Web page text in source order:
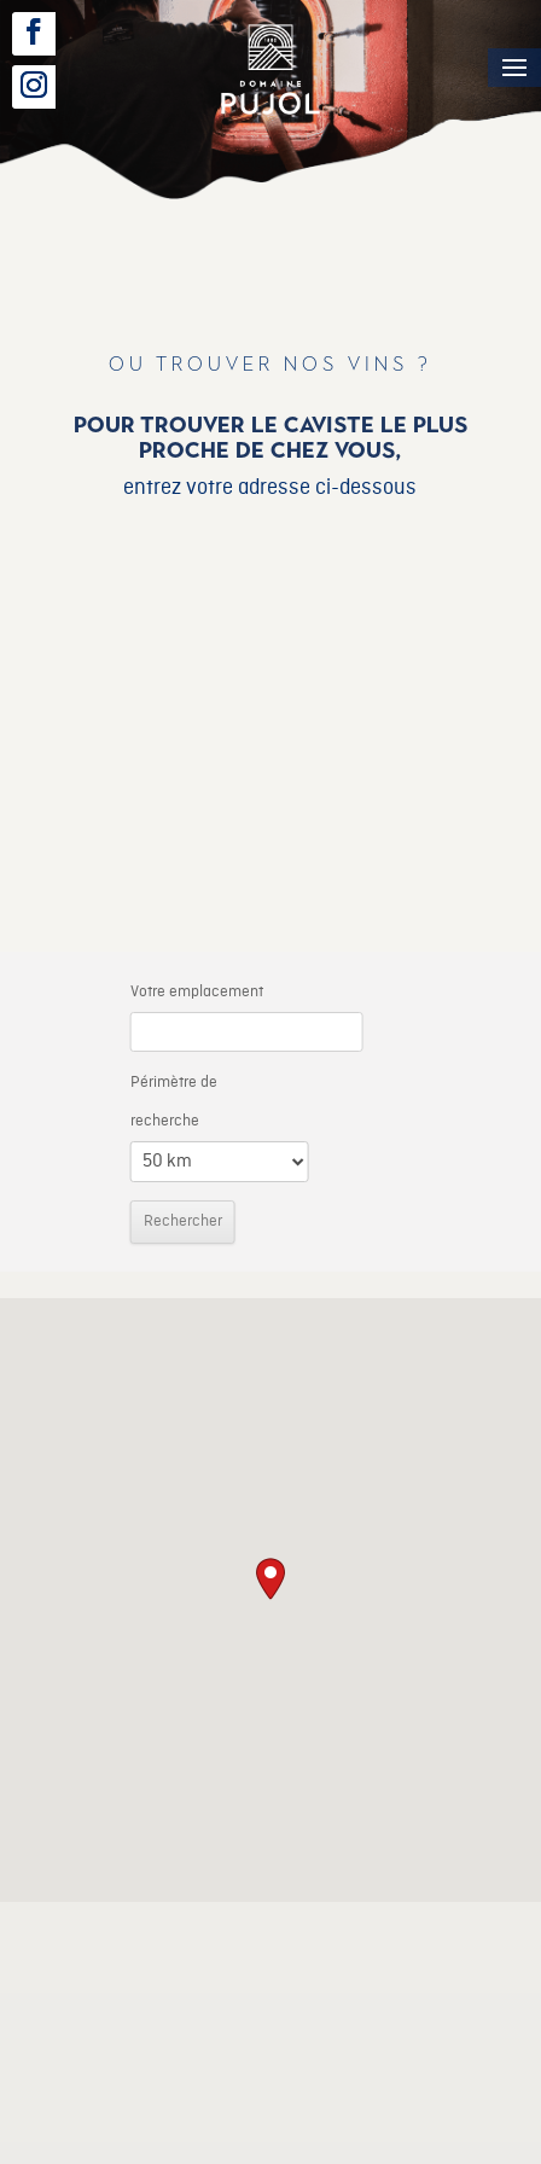
ou trouver nos vins ?
Pour trouver le caviste le plus
proche de chez vous,
entrez votre adresse ci-dessous
Votre emplacement
Périmètre de
recherche